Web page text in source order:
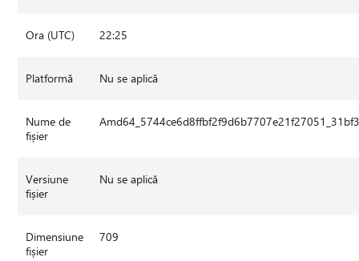
Ora (UTC) 22:25
Platformă Nu se aplică
Nume de
fișier
Versiune
fișier
Nu se aplică
Dimensiune
fișier
709